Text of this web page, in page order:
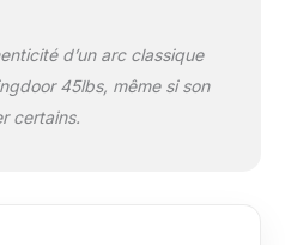
d’un arc classique
45lbs, même si son
certains.